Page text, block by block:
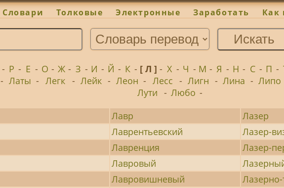
Словари Толковые Электронные Заработать Как
- Р - Е - О - Ж - З - И - Й - К - [ Л ]- Х - Ч - М - Я - Н - С - П -
- Латы - Легк - Лейк - Леон - Лесс - Лигн - Лина - Липо
Лути - Любо -
Лавр
Лазер
Лаврентьевский
Лазер-
Лавренция
Лазер-
Лавровый
Лавровишневый